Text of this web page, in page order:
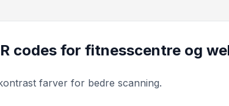
codes for fitnesscentre og
farver for bedre scanning.